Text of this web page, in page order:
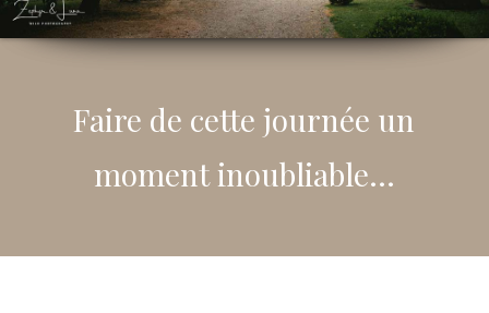
Faire de cette journée un
moment inoubliable…